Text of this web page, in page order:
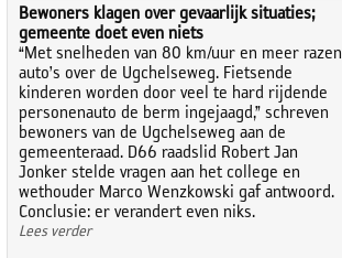
Bewoners klagen over gevaarlijk situaties;
gemeente doet even niets
“Met snelheden van 80 km/uur en meer razen
auto’s over de Ugchelseweg. Fietsende
kinderen worden door veel te hard rijdende
personenauto de berm ingejaagd,” schreven
bewoners van de Ugchelseweg aan de
gemeenteraad. D66 raadslid Robert Jan
Jonker stelde vragen aan het college en
wethouder Marco Wenzkowski gaf antwoord.
Conclusie: er verandert even niks.
Lees verder